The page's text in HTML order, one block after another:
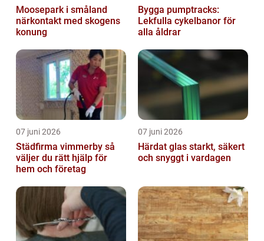
Moosepark i småland
närkontakt med skogens
konung
Bygga pumptracks:
Lekfulla cykelbanor för
alla åldrar
07 juni 2026
Städfirma vimmerby så
väljer du rätt hjälp för
hem och företag
07 juni 2026
Härdat glas starkt, säkert
och snyggt i vardagen